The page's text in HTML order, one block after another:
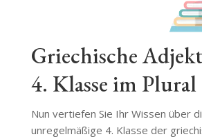
Griechische
4. Klasse im Plural
Nun vertiefen Sie Ihr Wissen über
unregelmäßige 4. Klasse der